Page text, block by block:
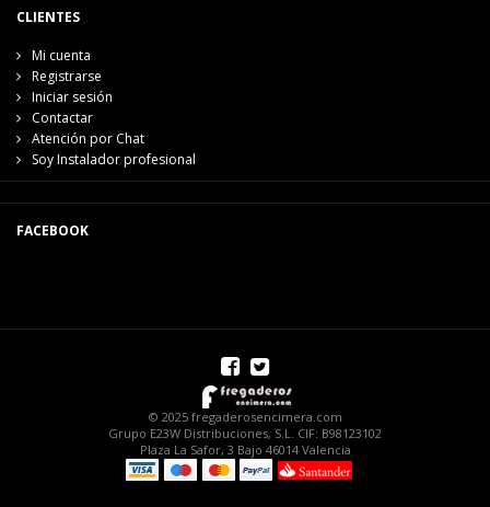
CLIENTES
Mi cuenta
Registrarse
Iniciar sesión
Contactar
Atención por Chat
Soy Instalador profesional
FACEBOOK
© 2025 fregaderosencimera.com
Grupo E23W Distribuciones, S.L. CIF: B98123102
Plaza La Safor, 3 Bajo 46014 Valencia